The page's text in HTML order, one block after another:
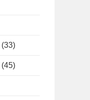
(33)
(45)